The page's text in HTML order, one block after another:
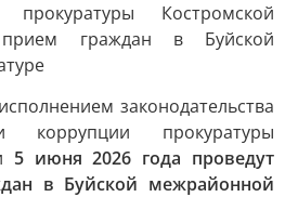
Костромской
граждан в Буйской
законодательства
коррупции прокуратуры
5 июня 2026 года проведут
в Буйской межрайонной